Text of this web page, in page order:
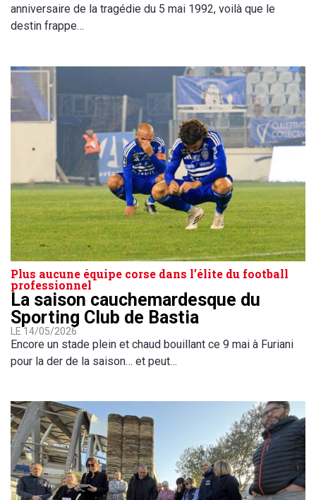
anniversaire de la tragédie du 5 mai 1992, voilà que le
destin frappe…
Plus aucune équipe corse dans l’élite du football
professionnel
La saison cauchemardesque du
Sporting Club de Bastia
LE 14/05/2026
Encore un stade plein et chaud bouillant ce 9 mai à Furiani
pour la der de la saison… et peut…